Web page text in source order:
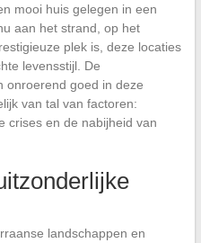
mooi huis gelegen in een
aan het strand, op het
plek is, deze locaties
levensstijl. De
onroerend goed in deze
van tal van factoren:
crises en de nabijheid van
landschappen en